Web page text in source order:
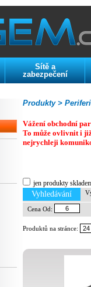
Sítě a
zabezpečení
Produkty >
Vážení obchodní
To může ovlivnit i již
nejrychleji
jen produkty
Vyhledávání
Cena Od:
Produktů na stránce: